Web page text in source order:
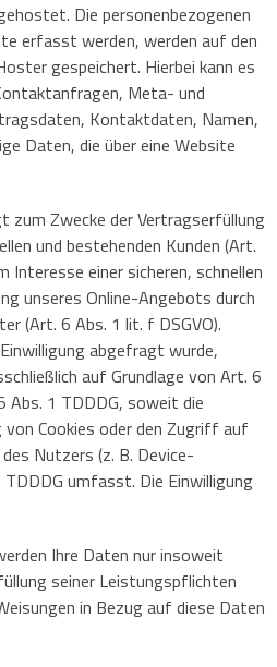
Die personenbezogenen
erfasst werden, werden auf den
gespeichert. Hierbei kann es
Meta- und
Kontaktdaten, Namen,
Daten, die über eine Website
Zwecke der Vertragserfüllung
und bestehenden Kunden (Art.
Interesse einer sicheren, schnellen
unseres Online-Angebots durch
(Art. 6 Abs. 1 lit. f DSGVO).
abgefragt wurde,
auf Grundlage von Art. 6
Abs. 1 TDDDG, soweit die
von Cookies oder den Zugriff auf
Nutzers (z. B. Device-
umfasst. Die Einwilligung
Ihre Daten nur insoweit
seiner Leistungspflichten
in Bezug auf diese Daten